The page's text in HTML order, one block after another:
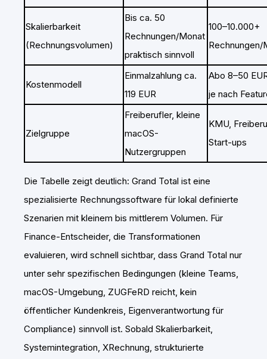
Skalierbarkeit
(Rechnungsvolumen)
Bis ca. 50
Rechnungen/Monat
praktisch sinnvoll
100–10.000+
Rechnungen/
Kostenmodell
Einmalzahlung ca.
119 EUR
Abo 8–50
je nach
Zielgruppe
Freiberufler, kleine
macOS-
Nutzergruppen
KMU,
Start-ups
Die Tabelle zeigt deutlich: Grand Total ist eine
spezialisierte Rechnungssoftware für lokal definierte
Szenarien mit kleinem bis mittlerem Volumen. Für
Finance-Entscheider, die Transformationen
evaluieren, wird schnell sichtbar, dass Grand Total nur
unter sehr spezifischen Bedingungen (kleine Teams,
macOS-Umgebung, ZUGFeRD reicht, kein
öffentlicher Kundenkreis, Eigenverantwortung für
Compliance) sinnvoll ist. Sobald Skalierbarkeit,
Systemintegration, XRechnung, strukturierte